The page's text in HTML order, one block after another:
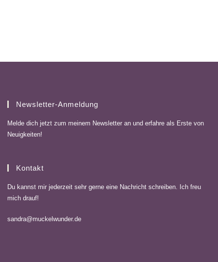
Newsletter-Anmeldung
Melde dich jetzt zum meinem Newsletter an und erfahre als Erste von
Neuigkeiten!
Kontakt
Du kannst mir jederzeit sehr gerne eine Nachricht schreiben. Ich freu
mich drauf!
sandra@muckelwunder.de